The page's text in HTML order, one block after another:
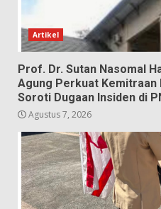
Artikel
Prof. Dr. Sutan Nasomal
Agung Perkuat Kemitraan
Soroti Dugaan Insiden di
Agustus 7, 2026